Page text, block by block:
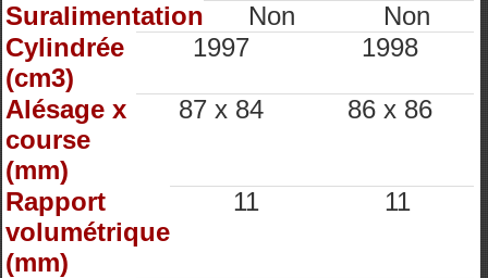
Suralimentation
Non
Non
Cylindrée
(cm3)
1997 1998
Alésage x
course
(mm)
87 x 84 86 x 86
Rapport
volumétrique
(mm)
11 11